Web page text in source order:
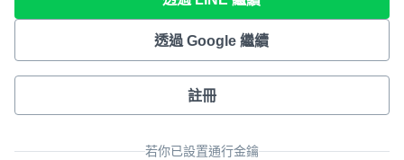
透過 Google 繼續
註冊
若你已設置通行金鑰